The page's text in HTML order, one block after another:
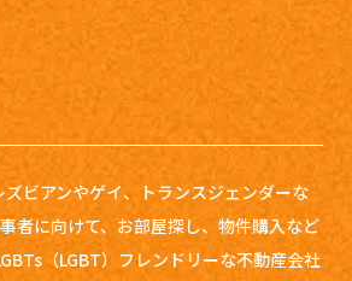
ズビアンやゲイ、トランスジェンダーな
者に向けて、お部屋探し、 物件購入など
（LGBT）フレンドリーな不動産会社